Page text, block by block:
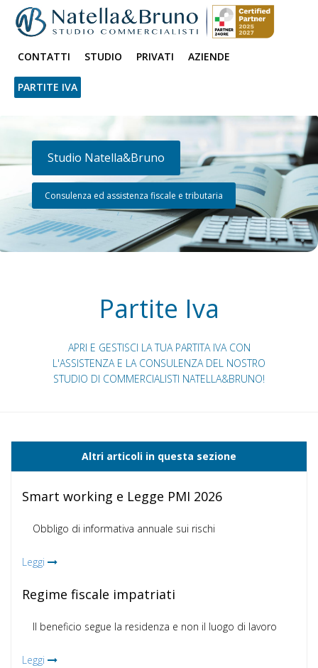
CONTATTI STUDIO PRIVATI AZIENDE
PARTITE IVA
Studio Natella&Bruno
Consulenza ed assistenza fiscale e tributaria
Partite Iva
APRI E GESTISCI LA TUA PARTITA IVA CON
L'ASSISTENZA E LA CONSULENZA DEL NOSTRO
STUDIO DI COMMERCIALISTI NATELLA&BRUNO!
Altri articoli in questa sezione
Smart working e Legge PMI 2026
Obbligo di informativa annuale sui rischi
Leggi
Regime fiscale impatriati
Il beneficio segue la residenza e non il luogo di lavoro
Leggi